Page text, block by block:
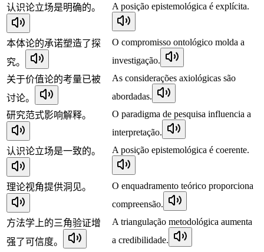
认识论立场是明确的。
A posição epistemológica é explícita.
本体论的承诺塑造了探
究。
O compromisso ontológico molda a
investigação.
关于价值论的考量已被
讨论。
As considerações axiológicas são
abordadas.
研究范式影响解释。
O paradigma de pesquisa influencia a
interpretação.
认识论立场是一致的。
A posição epistemológica é coerente.
理论视角提供洞见。
O enquadramento teórico proporciona
compreensão.
方法学上的三角验证增
强了可信度。
A triangulação metodológica aumenta
a credibilidade.